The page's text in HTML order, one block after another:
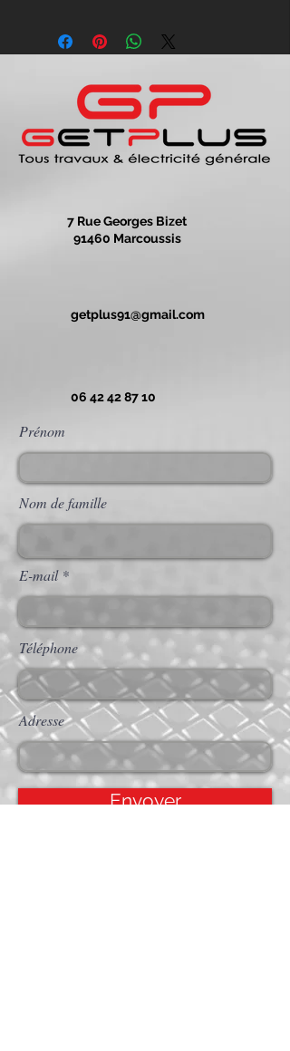
7 Rue Georges Bizet
91460 Marcoussis
getplus91@gmail.com
06 42 42 87 10
Prénom
Nom de famille
E-mail
Téléphone
Adresse
Envoyer